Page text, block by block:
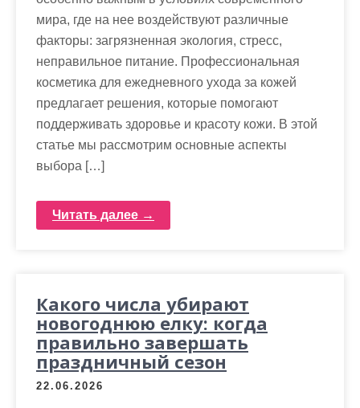
мира, где на нее воздействуют различные
факторы: загрязненная экология, стресс,
неправильное питание. Профессиональная
косметика для ежедневного ухода за кожей
предлагает решения, которые помогают
поддерживать здоровье и красоту кожи. В этой
статье мы рассмотрим основные аспекты
выбора […]
Читать далее →
Какого числа убирают
новогоднюю елку: когда
правильно завершать
праздничный сезон
22.06.2026